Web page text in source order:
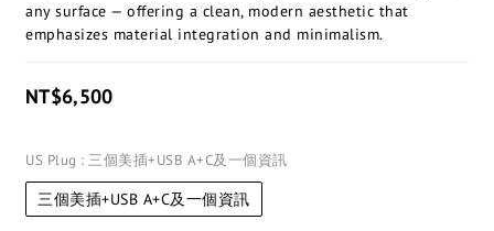
any surface — offering a clean, modern aesthetic that
emphasizes material integration and minimalism.
NT$6,500
US Plug : 三個美插+USB A+C及一個資訊
三個美插+USB A+C及一個資訊